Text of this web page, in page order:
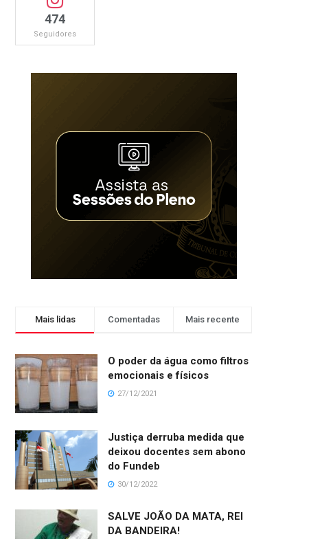
474
Seguidores
Mais lidas Comentadas Mais recente
O poder da água como filtros
emocionais e físicos
27/12/2021
Justiça derruba medida que
deixou docentes sem abono
do Fundeb
30/12/2022
SALVE JOÃO DA MATA, REI
DA BANDEIRA!